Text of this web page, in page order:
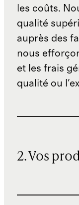
les coûts.
qualité
auprès des
nous
et les frais
qualité ou
2. Vos